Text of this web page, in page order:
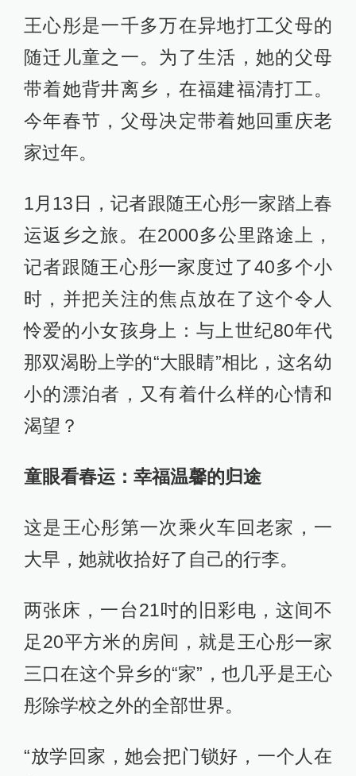
王心彤是一千多万在异地打工父母的
随迁儿童之一。为了生活，她的父母
带着她背井离乡，在福建福清打工。
今年春节，父母决定带着她回重庆老
家过年。
1月13日，记者跟随王心彤一家踏上春
运返乡之旅。在2000多公里路途上，
记者跟随王心彤一家度过了40多个小
时，并把关注的焦点放在了这个令人
怜爱的小女孩身上：与上世纪80年代
那双渴盼上学的“大眼睛”相比，这名幼
小的漂泊者，又有着什么样的心情和
渴望？
童眼看春运：幸福温馨的归途
这是王心彤第一次乘火车回老家，一
大早，她就收拾好了自己的行李。
两张床，一台21吋的旧彩电，这间不
足20平方米的房间，就是王心彤一家
三口在这个异乡的“家”，也几乎是王心
彤除学校之外的全部世界。
“放学回家，她会把门锁好，一个人在